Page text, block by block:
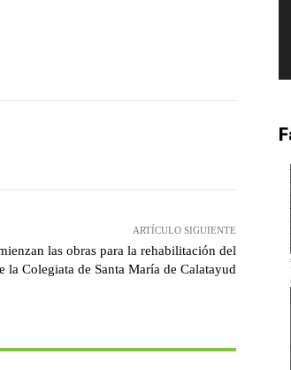
ARTÍCULO SIGUIENTE
las obras para la rehabilitación del
la Colegiata de Santa María de Calatayud